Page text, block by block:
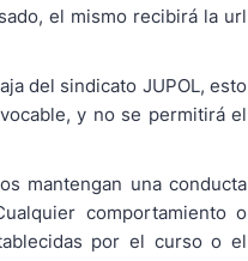
el mismo recibirá la url
del sindicato JUPOL, esto
y no se permitirá el
mantengan una conducta
comportamiento o
por el curso o el